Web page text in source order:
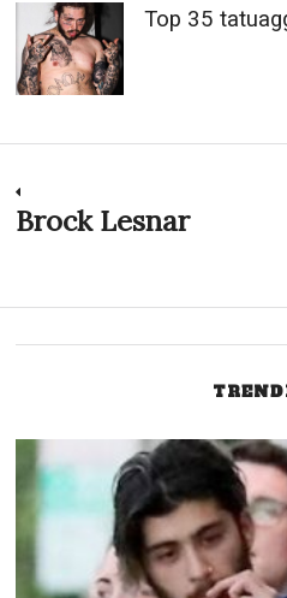
Top 35
Navigazione
Previous
Brock Lesnar